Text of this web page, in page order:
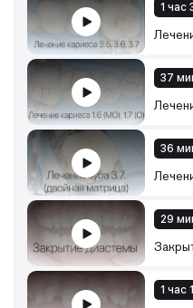
1 час
37
36
29
1 час